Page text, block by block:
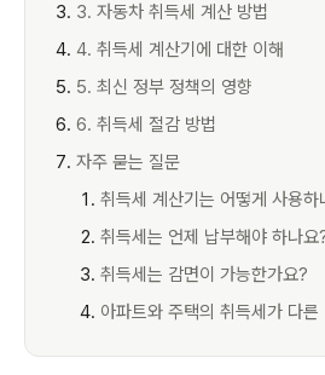
3. 자동차 취득세 계산 방법
4. 취득세 계산기에 대한 이해
5. 최신 정부 정책의 영향
6. 취득세 절감 방법
자주 묻는 질문
취득세 계산기는 어떻게 사용하
취득세는 언제 납부해야 하나요
취득세는 감면이 가능한가요?
아파트와 주택의 취득세가 다른